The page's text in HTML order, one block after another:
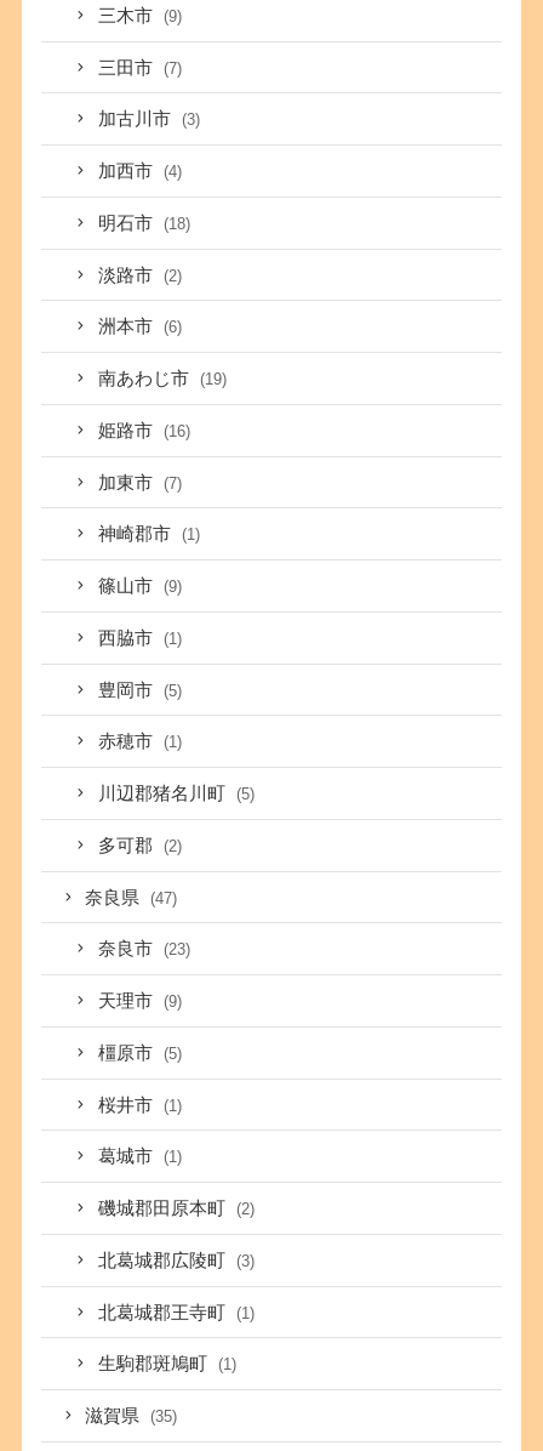
三木市 (9)
三田市 (7)
加古川市 (3)
加西市 (4)
明石市 (18)
淡路市 (2)
洲本市 (6)
南あわじ市 (19)
姫路市 (16)
加東市 (7)
神崎郡市 (1)
篠山市 (9)
西脇市 (1)
豊岡市 (5)
赤穂市 (1)
川辺郡猪名川町 (5)
多可郡 (2)
奈良県 (47)
奈良市 (23)
天理市 (9)
橿原市 (5)
桜井市 (1)
葛城市 (1)
磯城郡田原本町 (2)
北葛城郡広陵町 (3)
北葛城郡王寺町 (1)
生駒郡斑鳩町 (1)
滋賀県 (35)